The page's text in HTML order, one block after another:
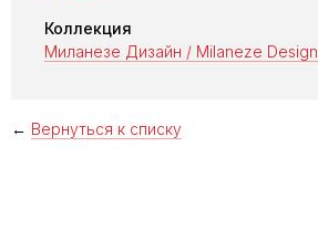
Коллекция
Миланезе Дизайн / Milaneze Design
← Вернуться к списку